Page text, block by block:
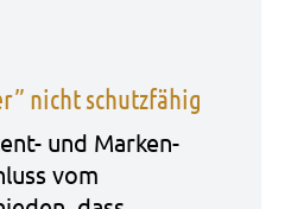
nicht schutzfähig
und Mar­ken­
vom